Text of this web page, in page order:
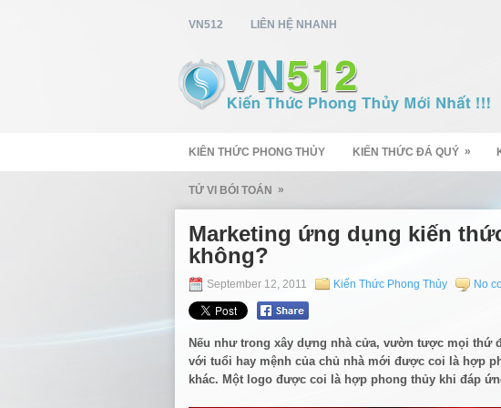
VN512 LIÊN HỆ NHANH
KIÊN THỨC PHONG THỦY KIẾN THỨC ĐÁ QUÝ »
TỬ VI BÓI TOÁN »
Marketing ứng dụng kiến
không?
September 12, 2011 Kiến Thức Phong Thủy No
Nếu như trong xây dựng nhà cửa, vườn tược mọi thứ
với tuổi hay mệnh của chủ nhà mới được coi là hợp
khác. Một logo được coi là hợp phong thủy khi đáp